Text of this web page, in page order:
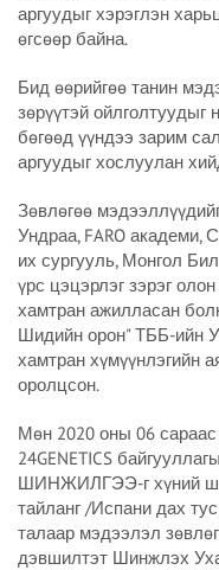
аргуудыг хэрэглэн
өгсөөр байна.
Бид өөрийгөө танин
зөрүүтэй ойлголтуудыг
бөгөөд үүндээ зарим
аргуудыг хослуулан
Зөвлөгөө
Ундраа, FARO академи,
их сургууль, Монгол
үрс цэцэрлэг зэрэг
хамтран ажилласан
Шидийн орон" ТББ-ийн
хамтран хүмүүнлэгийн
оролцсон.
Мөн 2020 оны 06
24GENETICS
ШИНЖИЛГЭЭ-г хүний
тайланг /Испани дах
талаар мэдээлэл
дэвшилтэт Шинжлэх